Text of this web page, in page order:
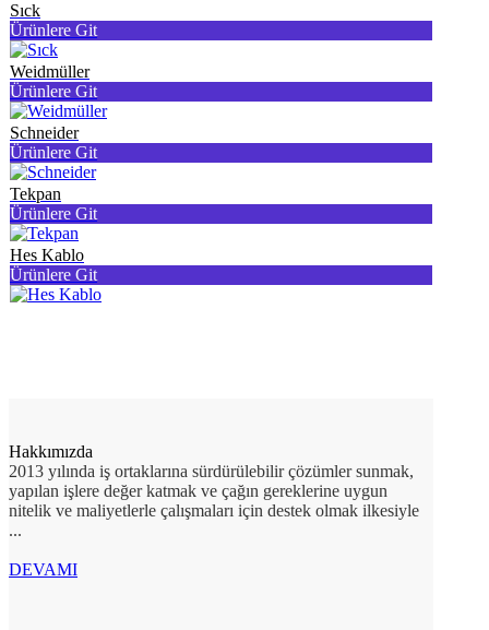
Sıck
Ürünlere Git
Weidmüller
Ürünlere Git
Schneider
Ürünlere Git
Tekpan
Ürünlere Git
Hes Kablo
Ürünlere Git
Hakkımızda
2013 yılında iş ortaklarına sürdürülebilir çözümler sunmak,
yapılan işlere değer katmak ve çağın gereklerine uygun
nitelik ve maliyetlerle çalışmaları için destek olmak ilkesiyle
...
DEVAMI